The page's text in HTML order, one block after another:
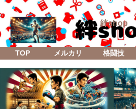
絆shop
TOP メルカリ 格闘技